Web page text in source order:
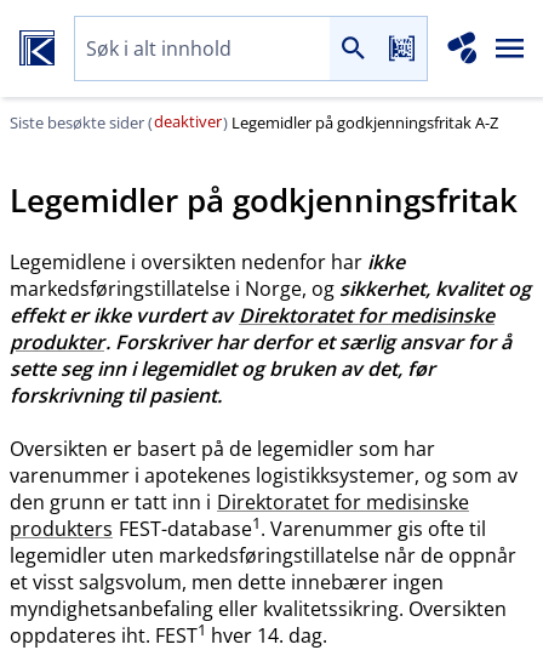
Siste besøkte sider (deaktiver) Legemidler på godkjenningsfritak A-Z
Legemidler på godkjenningsfritak
Legemidlene i oversikten nedenfor har ikke
markedsføringstillatelse i Norge, og sikkerhet, kvalitet og
effekt er ikke vurdert avDirektoratet for medisinske
produkter. Forskriver har derfor et særlig ansvar for å
sette seg inn i legemidlet og bruken av det, før
forskrivning til pasient.
Oversikten er basert på de legemidler som har
varenummer i apotekenes logistikksystemer, og som av
den grunn er tatt inn i Direktoratet for medisinske
produkters FEST-database1. Varenummer gis ofte til
legemidler uten markedsføringstillatelse når de oppnår
et visst salgsvolum, men dette innebærer ingen
myndighetsanbefaling eller kvalitetssikring. Oversikten
oppdateres iht. FEST1 hver 14. dag.